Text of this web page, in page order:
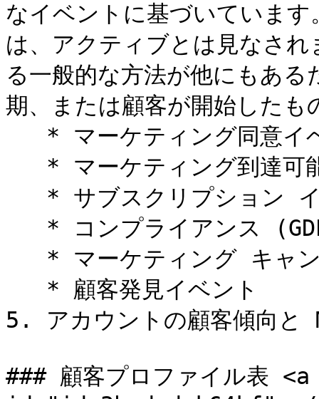
なイベントに基づいていま
は、アクティブとは見なさ
る一般的な方法が他にもあ
期、または顧客が開始したも
5. アカウントの顧客傾向と
### 顧客プロファイル表